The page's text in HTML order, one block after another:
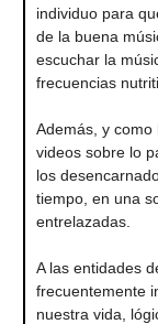
individuo para
de la buena
escuchar la
frecuencias
Además, y
videos sobre lo
los
tiempo, en una
entrelazadas.
A las entidades
frecuentemente
nuestra vida,